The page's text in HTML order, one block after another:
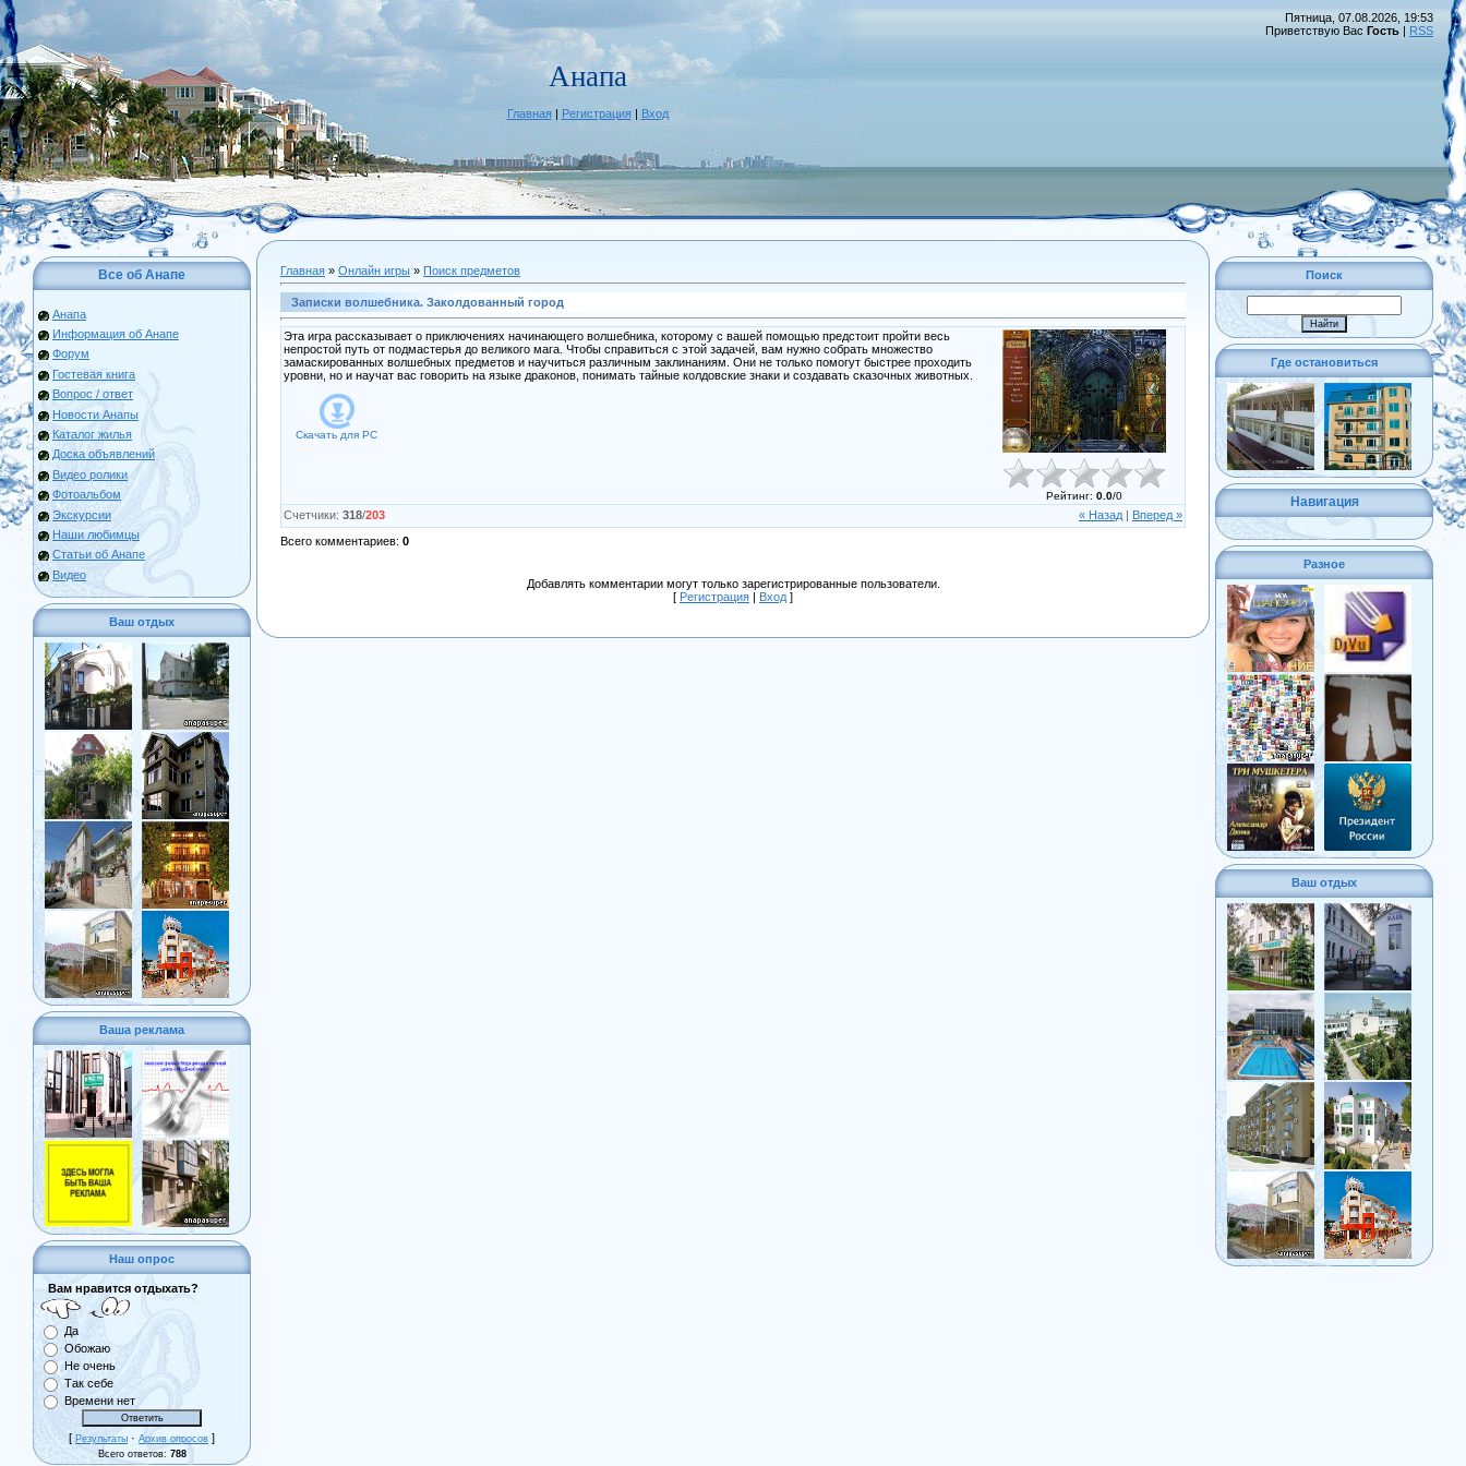
Анапа
Главная| Регистрация| Вход
Пятница, 07.08.2026, 19:53
Приветствую Вас Гость | RSS
Все об Анапе
Анапа
Информация об Анапе
Форум
Гостевая книга
Вопрос / ответ
Новости Анапы
Каталог жилья
Доска объявлений
Видео ролики
Фотоальбом
Экскурсии
Наши любимцы
Статьи об Анапе
Видео
Ваш отдых
Ваша реклама
Наш опрос
Вам нравится отдыхать?
Да
Обожаю
Не очень
Так себе
Времени нет
[ Результаты · Архив опросов ]
Всего ответов: 788
Главная » Онлайн игры » Поиск предметов
Записки волшебника. Заколдованный город
Эта игра рассказывает о приключениях начинающего волшебника, которому с вашей помощью предстоит пройти весь
непростой путь от подмастерья до великого мага. Чтобы справиться с этой задачей, вам нужно собрать множество
замаскированных волшебных предметов и научиться различным заклинаниям. Они не только помогут быстрее проходить
уровни, но и научат вас говорить на языке драконов, понимать тайные колдовские знаки и создавать сказочных животных.
Скачать для PC
Рейтинг: 0.0/0
« Назад Вперед »
Счетчики: 318/203
Всего комментариев: 0
Добавлять комментарии могут только зарегистрированные пользователи.
[ Регистрация Вход ]
Поиск
Где остановиться
Навигация
Разное
Ваш отдых